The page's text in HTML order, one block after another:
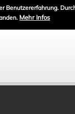
Benutzererfahrung.
Mehr Infos